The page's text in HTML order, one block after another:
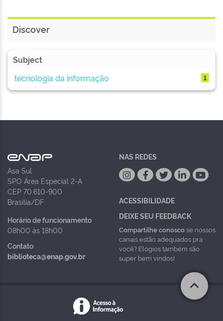
Discover
Subject
tecnologia da informação
1
Asa Sul
SPO Área Especial 2-A
CEP 70.610-900
Brasília/DF
Horário de funcionamento
08h00 às 18h00
Contato
biblioteca@enap.gov.br
NAS REDES
ACESSIBILIDADE
DEIXE SEU FEEDBACK
Compartilhe conoscose nossos
canais estão adequados pra
você? Elogios também são
super bem vindos!